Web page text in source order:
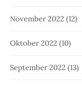
November 2022 (12)
Oktober 2022 (10)
September 2022 (13)